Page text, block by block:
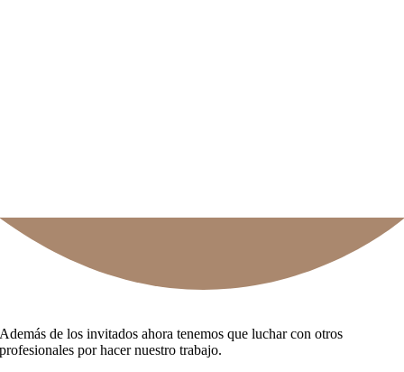
Además de los invitados ahora tenemos que luchar con otros
profesionales por hacer nuestro trabajo.